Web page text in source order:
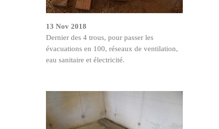
13 Nov 2018
Dernier des 4 trous, pour passer les
évacuations en 100, réseaux de ventilation,
eau sanitaire et électricité.